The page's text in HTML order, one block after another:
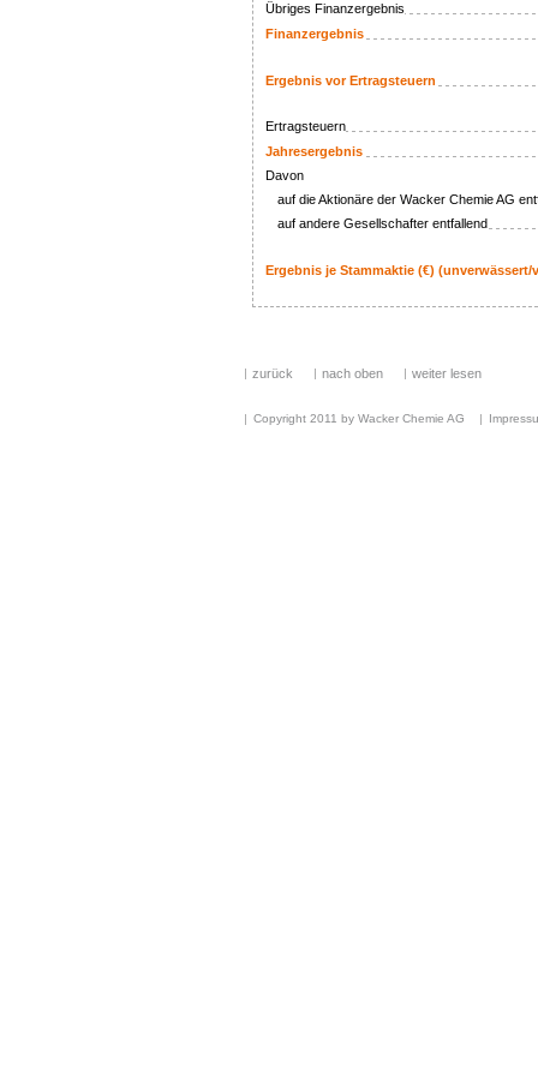
Übriges Finanzergebnis
Finanzergebnis
Ergebnis vor Ertragsteuern
Ertragsteuern
Jahresergebnis
Davon
auf die Aktionäre der Wacker Chemie AG
auf andere Gesellschafter entfallend
Ergebnis je Stammaktie (€) (unverwässert/
zurück nach oben weiter lesen
Copyright 2011 by Wacker Chemie AG